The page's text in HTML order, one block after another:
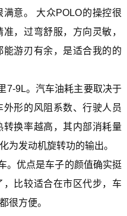
意。 大众POLO的操控很
，过弯舒服，方向灵敏，
游刃有余，是适合我的的
7-9L。汽车油耗主要取决于
形的风阻系数、行驶人员
换率越高，其内部消耗量
为发动机旋转功的输出。
。优点是车子的颜值确实挺
比较适合在市区代步，车
很方便。